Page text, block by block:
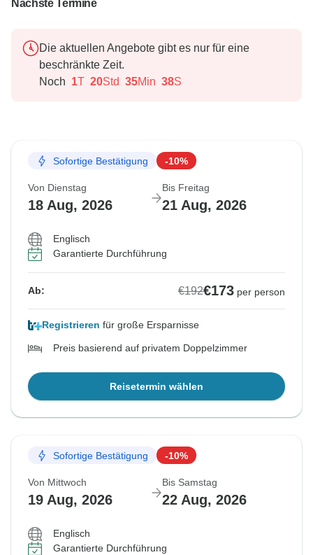
Nächste Termine
Die aktuellen Angebote gibt es nur für eine
beschränkte Zeit.
Noch 1T 20Std 35Min 37S
Sofortige Bestätigung -10%
Von Dienstag
18 Aug, 2026
Bis Freitag
21 Aug, 2026
Englisch
Garantierte Durchführung
Ab: €192€173 per person
Registrieren für große Ersparnisse
Preis basierend auf privatem Doppelzimmer
Reisetermin wählen
Sofortige Bestätigung -10%
Von Mittwoch
19 Aug, 2026
Bis Samstag
22 Aug, 2026
Englisch
Garantierte Durchführung